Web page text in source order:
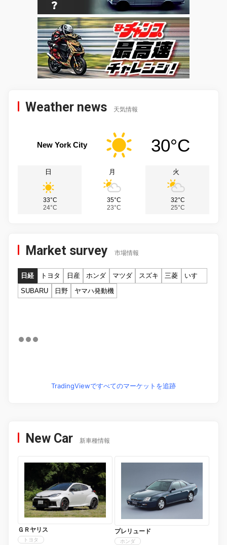
Weather news 天気情報
New York City 30°C
日
33°C
24°C
月
35°C
23°C
火
32°C
25°C
Market survey 市場情報
日経 トヨタ 日産 ホンダ マツダ スズキ 三菱
いすゞ
SUBARU
日野 ヤマハ発動機
TradingViewですべてのマーケットを追跡
New Car 新車種情報
ＧＲヤリス
トヨタ
プレリュード
ホンダ